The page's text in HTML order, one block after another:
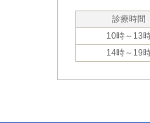
診療時間
10時～13
14時～19